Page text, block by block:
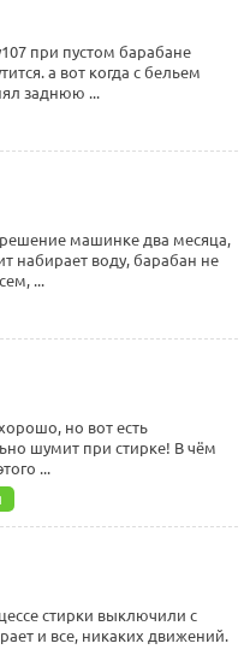
при пустом барабане
а вот когда с бельем
заднюю ...
машинке два месяца,
набирает воду, барабан не
...
но вот есть
шумит при стирке! В чём
...
стирки выключили с
и все, никаких движений.